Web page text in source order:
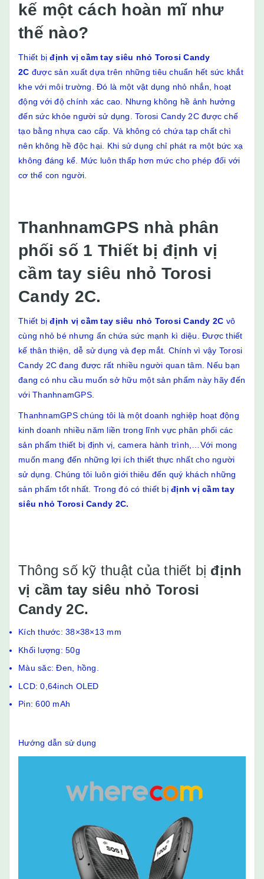
kế một cách hoàn mĩ như
thế nào?
Thiết bịđịnh vị cầm tay siêu nhỏ Torosi Candy
2C được sản xuất dựa trên những tiêu chuẩn hết sức khắt
khe với môi trường. Đó là một vật dụng nhỏ nhắn, hoạt
động với độ chính xác cao. Nhưng không hề ảnh hưởng
đến sức khỏe người sử dụng. Torosi Candy 2C được chế
tạo bằng nhựa cao cấp. Và không có chứa tạp chất chì
nên không hề độc hại. Khi sử dụng chỉ phát ra một bức xạ
không đáng kể. Mức luôn thấp hơn mức cho phép đối với
cơ thể con người.
ThanhnamGPS nhà phân
phối số 1 Thiết bị định vị
cầm tay siêu nhỏ Torosi
Candy 2C.
Thiết bịđịnh vị cầm tay siêu nhỏ Torosi Candy 2C vô
cùng nhỏ bé nhưng ẩn chứa sức mạnh kì diệu. Được thiết
kế thân thiện, dễ sử dụng và đẹp mắt. Chính vì vậy Torosi
Candy 2C đang được rất nhiều người quan tâm. Nếu bạn
đang có nhu cầu muốn sở hữu một sản phẩm này hãy đến
với ThanhnamGPS.
ThanhnamGPS chúng tôi là một doanh nghiệp hoạt động
kinh doanh nhiều năm liền trong lĩnh vực phân phối các
sản phẩm thiết bị định vị, camera hành trình,…Với mong
muốn mang đến những lợi ích thiết thực nhất cho người
sử dụng. Chúng tôi luôn giới thiêu đến quý khách những
sản phẩm tốt nhất. Trong đó có thiết bị định vị cầm tay
siêu nhỏ Torosi Candy 2C.
Thông số kỹ thuật của thiết bị định
vị cầm tay siêu nhỏ Torosi
Candy 2C.
Kích thước: 38×38×13 mm
Khối lượng: 50g
Màu săc: Đen, hồng.
LCD: 0,64inch OLED
Pin: 600 mAh
Hướng dẫn sử dụng